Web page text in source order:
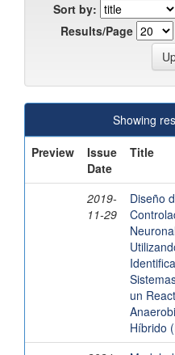
Sort by:
Results/Page
Showing
Preview
Issue
Date
Title
2019-
11-29
Diseño
un
Híbrido